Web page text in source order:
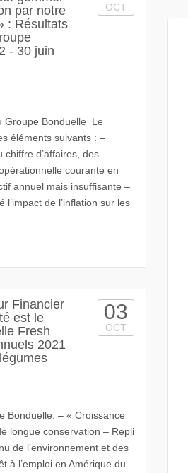
par notre
: Résultats
- 30 juin
OCT
Groupe Bonduelle Le
éléments suivants : –
d’affaires, des
courante en
annuel mais insuffisante –
de l’inflation sur les
Financier
est le
Fresh
2021
03
OCT
Bonduelle. – « Croissance
longue conservation – Repli
de l’environnement et des
à l’emploi en Amérique du